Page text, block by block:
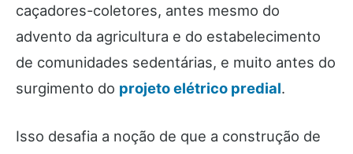
caçadores-coletores, antes mesmo do
advento da agricultura e do estabelecimento
de comunidades sedentárias, e muito antes do
surgimento do projeto elétrico predial.
Isso desafia a noção de que a construção de